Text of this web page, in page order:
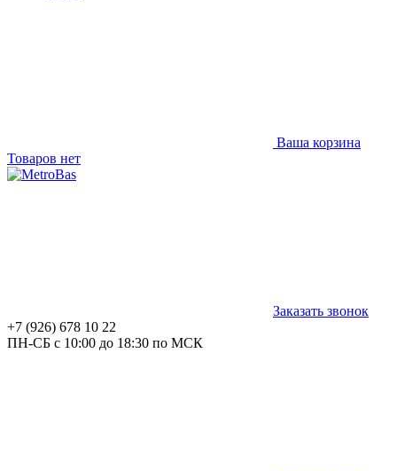
Ваша корзина
Товаров нет
Заказать звонок
+7 (926) 678 10 22
ПН-СБ с 10:00 до 18:30 по МСК